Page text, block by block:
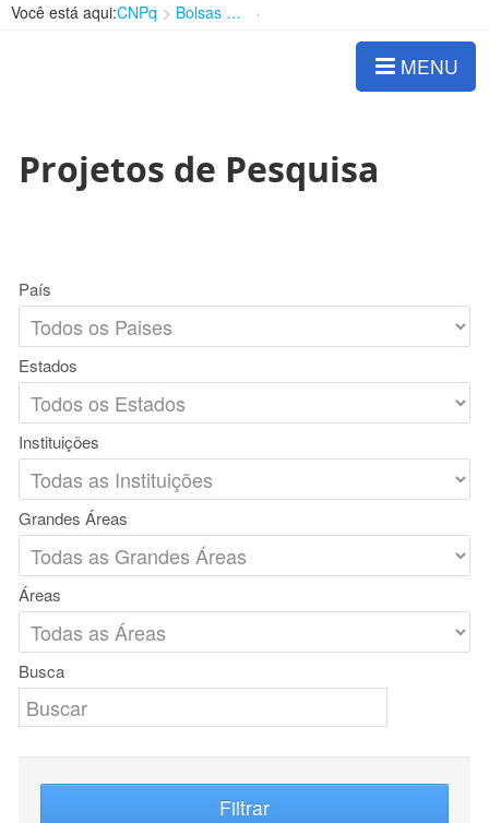
Você está aqui:CNPq Bolsas e Auxílios Vigentes
MENU
Projetos de Pesquisa
País
Estados
Instituições
Grandes Áreas
Áreas
Busca
Filtrar